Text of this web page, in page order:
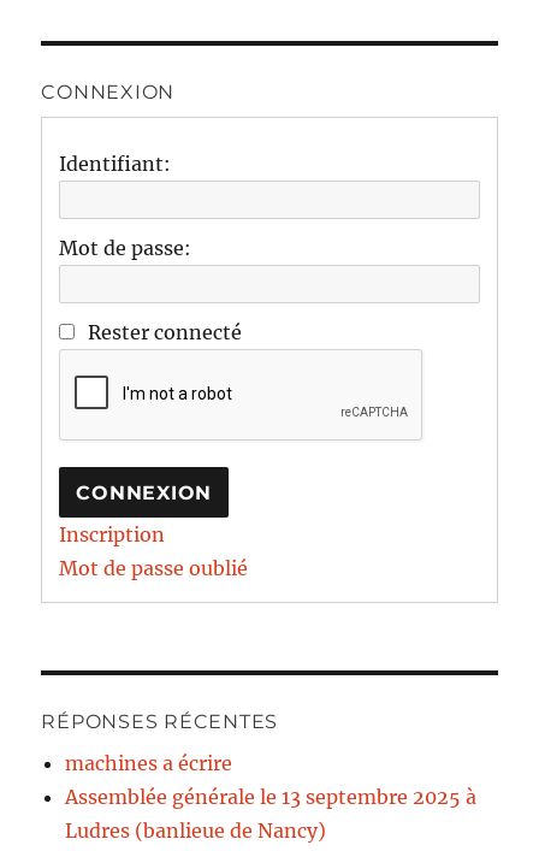
CONNEXION
Identifiant:
Mot de passe:
Rester connecté
CONNEXION
Inscription
Mot de passe oublié
RÉPONSES RÉCENTES
machines a écrire
Assemblée générale le 13 septembre 2025 à
Ludres (banlieue de Nancy)